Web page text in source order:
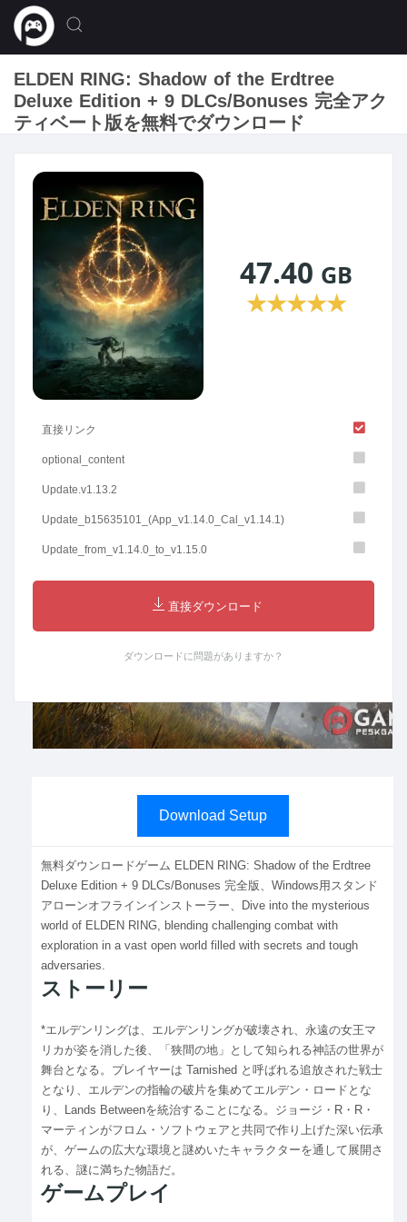
ELDEN RING: Shadow of the Erdtree
Deluxe Edition + 9 DLCs/Bonuses 完全アク
ティベート版を無料でダウンロード
Download Setup
無料ダウンロードゲーム ELDEN RING: Shadow of the Erdtree
Deluxe Edition + 9 DLCs/Bonuses 完全版、Windows用スタンド
アローンオフラインインストーラー、Dive into the mysterious
world of ELDEN RING, blending challenging combat with
exploration in a vast open world filled with secrets and tough
adversaries.
ストーリー
*エルデンリングは、エルデンリングが破壊され、永遠の女王マ
リカが姿を消した後、「狭間の地」として知られる神話の世界が
舞台となる。プレイヤーは Tarnished と呼ばれる追放された戦士
となり、エルデンの指輪の破片を集めてエルデン・ロードとな
り、Lands Betweenを統治することになる。ジョージ・R・R・
マーティンがフロム・ソフトウェアと共同で作り上げた深い伝承
が、ゲームの広大な環境と謎めいたキャラクターを通して展開さ
れる、謎に満ちた物語だ。
ゲームプレイ
47.40 GB
★★★★★
直接リンク
optional_content
Update.v1.13.2
Update_b15635101_(App_v1.14.0_Cal_v1.14.1)
Update_from_v1.14.0_to_v1.15.0
直接ダウンロード
ダウンロードに問題がありますか？